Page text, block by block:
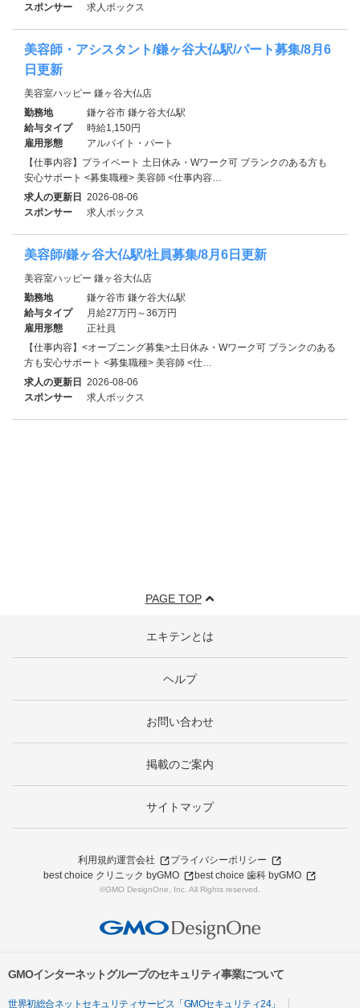
スポンサー
求人ボックス
美容師・アシスタント/鎌ヶ谷大仏駅/パート募集/8月6
日更新
美容室ハッピー 鎌ヶ谷大仏店
勤務地
鎌ケ谷市 鎌ケ谷大仏駅
給与タイプ
時給1,150円
雇用形態
アルバイト・パート
【仕事内容】プライベート 土日休み・Wワーク可 ブランクのある方も
安心サポート <募集職種> 美容師 <仕事内容…
求人の更新日 2026-08-06
スポンサー
求人ボックス
美容師/鎌ヶ谷大仏駅/社員募集/8月6日更新
美容室ハッピー 鎌ヶ谷大仏店
勤務地
鎌ケ谷市 鎌ケ谷大仏駅
給与タイプ
月給27万円～36万円
雇用形態
正社員
【仕事内容】<オープニング募集>土日休み・Wワーク可 ブランクのある
方も安心サポート <募集職種> 美容師 <仕…
求人の更新日 2026-08-06
スポンサー
求人ボックス
PAGE TOP
エキテンとは
ヘルプ
お問い合わせ
掲載のご案内
サイトマップ
利用規約運営会社
プライバシーポリシー
best choice クリニック byGMO
best choice 歯科 byGMO
©GMO DesignOne, Inc. All Rights reserved.
GMOインターネットグループのセキュリティ事業について
世界初総合ネットセキュリティサービス「GMOセキュリティ24」